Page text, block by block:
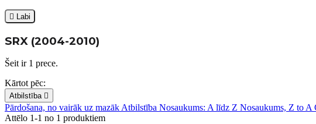
 Labi
SRX (2004-2010)
Šeit ir 1 prece.
Kārtot pēc:
Atbilstība 
Pārdošana, no vairāk uz mazākAtbilstība Nosaukums: A līdz Z Nosaukums, Z to A
Attēlo 1-1 no 1 produktiem